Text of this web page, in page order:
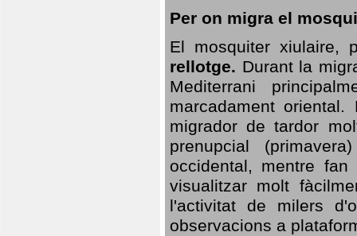
Per on migra el
El mosquiter xiulaire,
rellotge. Durant la
Mediterrani
marcadament
migrador de tardor
prenupcial
occidental, mentre
visualitzar molt
l'activitat de milers
observacions a